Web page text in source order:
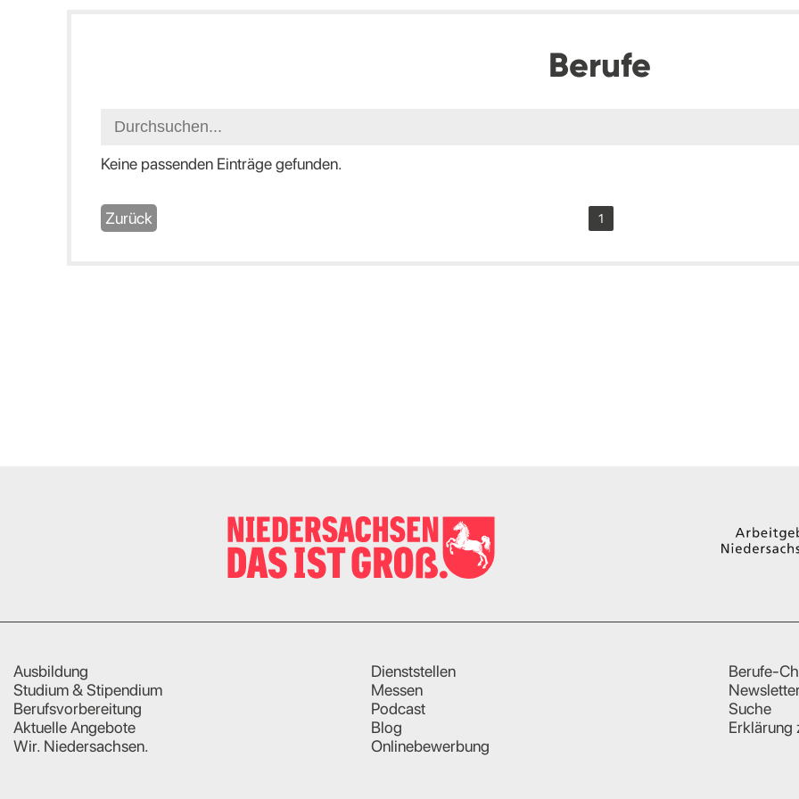
Berufe
Keine passenden Einträge gefunden.
Zurück 1
Ausbildung
Studium & Stipendium
Berufsvorbereitung
Aktuelle Angebote
Wir. Niedersachsen.
Dienststellen
Messen
Podcast
Blog
Onlinebewerbung
Berufe-
Suche
Erklärung